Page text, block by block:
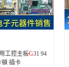
工控主板G31 94
主板 啟動快 無卡頓 插卡